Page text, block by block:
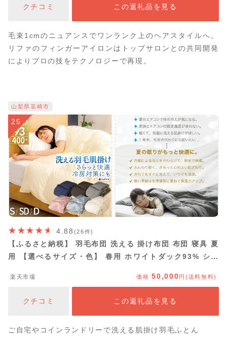
クチコミ この返礼品を見る
毛束1cmのニュアンスでワンランク上のヘアスタイルへ。
リファのフィンガーアイロンはトップサロンとの共同開発
によりプロの技をテクノロジーで再現。
山梨県韮崎市
25
4.88 (26件)
【ふるさと納税】 羽毛布団 洗える 掛け布団 布団 寝具 夏
用 【選べるサイズ・色】 春用 ホワイトダック93% シン
ふとん 羽毛 肌掛け ベッド 掛け 軽量 [川村羽毛 山梨県 韮
楽天市場 価格50,000円(送料無料)
クチコミ この返礼品を見る
ご自宅やコインランドリーで洗える肌掛け羽毛ふとん